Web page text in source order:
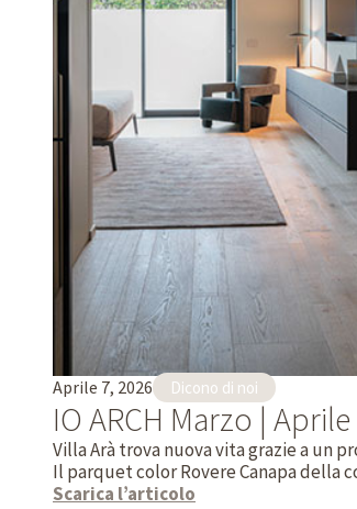
Aprile 7, 2026 Dicono di noi
IO ARCH Marzo |
Villa Arà trova nuova vita grazie a un
Il parquet color Rovere Canapa della
Scarica l’articolo